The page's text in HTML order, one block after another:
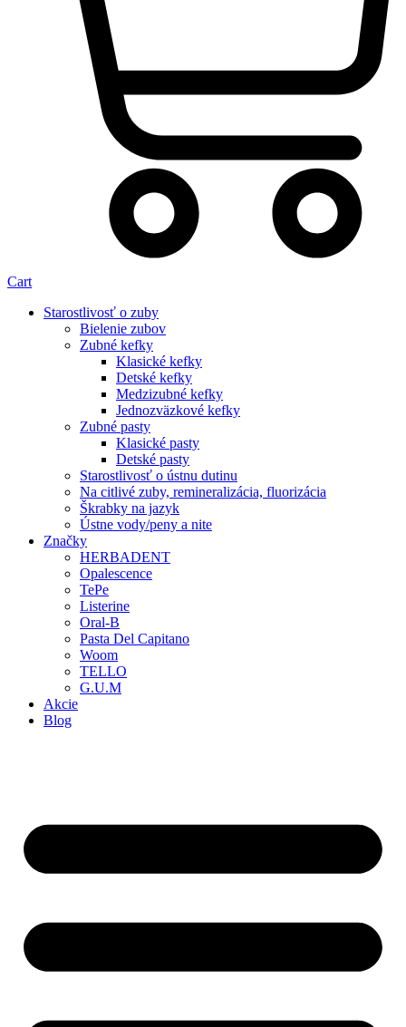
Cart
Starostlivosť o zuby
Bielenie zubov
Zubné kefky
Klasické kefky
Detské kefky
Medzizubné kefky
Jednozväzkové kefky
Zubné pasty
Klasické pasty
Detské pasty
Starostlivosť o ústnu dutinu
Na citlivé zuby, remineralizácia, fluorizácia
Škrabky na jazyk
Ústne vody/peny a nite
Značky
HERBADENT
Opalescence
TePe
Listerine
Oral-B
Pasta Del Capitano
Woom
TELLO
G.U.M
Akcie
Blog